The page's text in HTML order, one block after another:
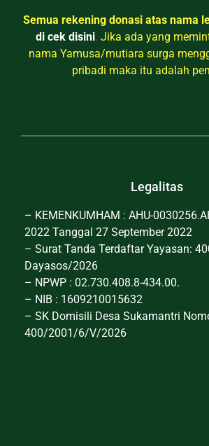
Semua rekening donasi atas nama
di cek disini. Jika ada yang
nama Yamusa/mutiara surga
pribadi maka itu adalah
Legalitas
– KEMENKUMHAM : AHU-
2022 Tanggal 27 September 2022
– Surat Tanda Terdaftar Yayasan:
Dayasos/2026
– NPWP : 02.730.408.8-434.00.
– NIB : 1609210015632
– SK Domisili Desa Sukamantri
400/2001/6/V/2026